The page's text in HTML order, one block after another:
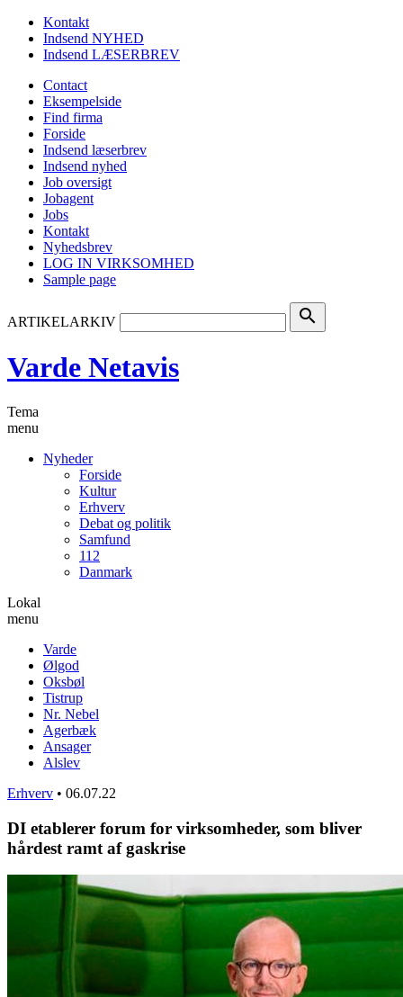
Kontakt
Indsend NYHED
Indsend LÆSERBREV
Contact
Eksempelside
Find firma
Forside
Indsend læserbrev
Indsend nyhed
Job oversigt
Jobagent
Jobs
Kontakt
Nyhedsbrev
LOG IN VIRKSOMHED
Sample page
ARTIKELARKIV search
Varde Netavis
Tema
menu
Nyheder
Forside
Kultur
Erhverv
Debat og politik
Samfund
112
Danmark
Lokal
menu
Varde
Ølgod
Oksbøl
Tistrup
Nr. Nebel
Agerbæk
Ansager
Alslev
Erhverv • 06.07.22
DI etablerer forum for virksomheder, som bliver
hårdest ramt af gaskrise